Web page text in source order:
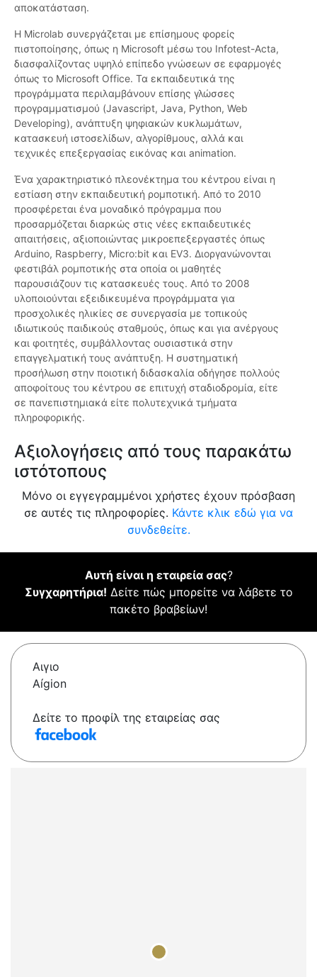
αποκατάσταση.
Η Microlab συνεργάζεται με επίσημους φορείς
πιστοποίησης, όπως η Microsoft μέσω του Infotest-Acta,
διασφαλίζοντας υψηλό επίπεδο γνώσεων σε εφαρμογές
όπως το Microsoft Office. Τα εκπαιδευτικά της
προγράμματα περιλαμβάνουν επίσης γλώσσες
προγραμματισμού (Javascript, Java, Python, Web
Developing), ανάπτυξη ψηφιακών κυκλωμάτων,
κατασκευή ιστοσελίδων, αλγορίθμους, αλλά και
τεχνικές επεξεργασίας εικόνας και animation.
Ένα χαρακτηριστικό πλεονέκτημα του κέντρου είναι η
εστίαση στην εκπαιδευτική ρομποτική. Από το 2010
προσφέρεται ένα μοναδικό πρόγραμμα που
προσαρμόζεται διαρκώς στις νέες εκπαιδευτικές
απαιτήσεις, αξιοποιώντας μικροεπεξεργαστές όπως
Arduino, Raspberry, Micro:bit και EV3. Διοργανώνονται
φεστιβάλ ρομποτικής στα οποία οι μαθητές
παρουσιάζουν τις κατασκευές τους. Από το 2008
υλοποιούνται εξειδικευμένα προγράμματα για
προσχολικές ηλικίες σε συνεργασία με τοπικούς
ιδιωτικούς παιδικούς σταθμούς, όπως και για ανέργους
και φοιτητές, συμβάλλοντας ουσιαστικά στην
επαγγελματική τους ανάπτυξη. Η συστηματική
προσήλωση στην ποιοτική διδασκαλία οδήγησε πολλούς
αποφοίτους του κέντρου σε επιτυχή σταδιοδρομία, είτε
σε πανεπιστημιακά είτε πολυτεχνικά τμήματα
πληροφορικής.
Αξιολογήσεις από τους παρακάτω
ιστότοπους
Μόνο οι εγγεγραμμένοι χρήστες έχουν πρόσβαση
σε αυτές τις πληροφορίες. Κάντε κλικ εδώ για να
συνδεθείτε.
Αυτή είναι η εταιρεία σας?
Συγχαρητήρια! Δείτε πώς μπορείτε να λάβετε το
πακέτο βραβείων!
Αιγιο
Aígion
Δείτε το προφίλ της εταιρείας σας